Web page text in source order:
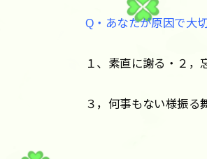
Q・あなたが原因で大
１、素直に謝る・２，
３，何事もない様振る